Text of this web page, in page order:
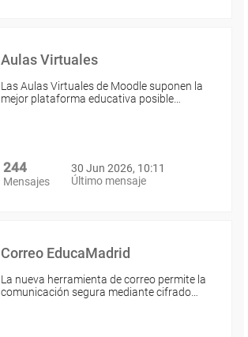
Aulas Virtuales
Las Aulas Virtuales de Moodle suponen la
mejor plataforma educativa posible…
244
Mensajes
30 Jun 2026, 10:11
Último mensaje
Correo EducaMadrid
La nueva herramienta de correo permite la
comunicación segura mediante cifrado…